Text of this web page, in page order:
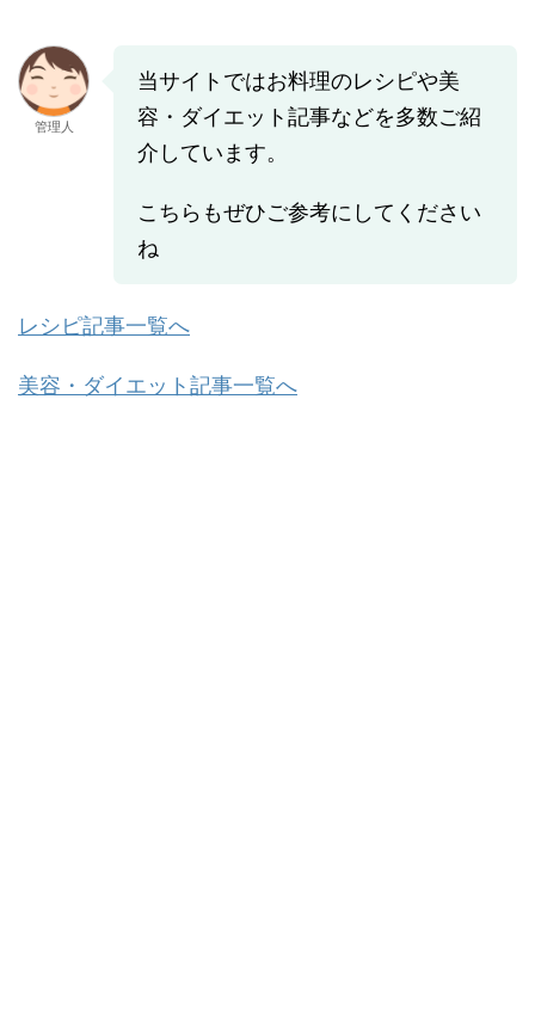
管理人
当サイトではお料理のレシピや美
容・ダイエット記事などを多数ご紹
介しています。
こちらもぜひご参考にしてください
ね
レシピ記事一覧へ
美容・ダイエット記事一覧へ